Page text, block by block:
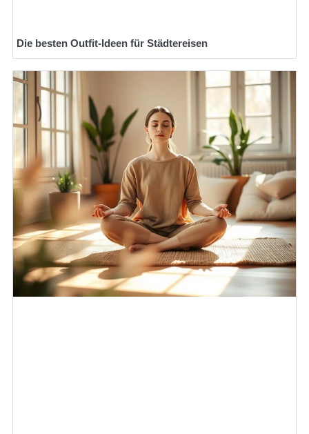
Die besten Outfit-Ideen für Städtereisen